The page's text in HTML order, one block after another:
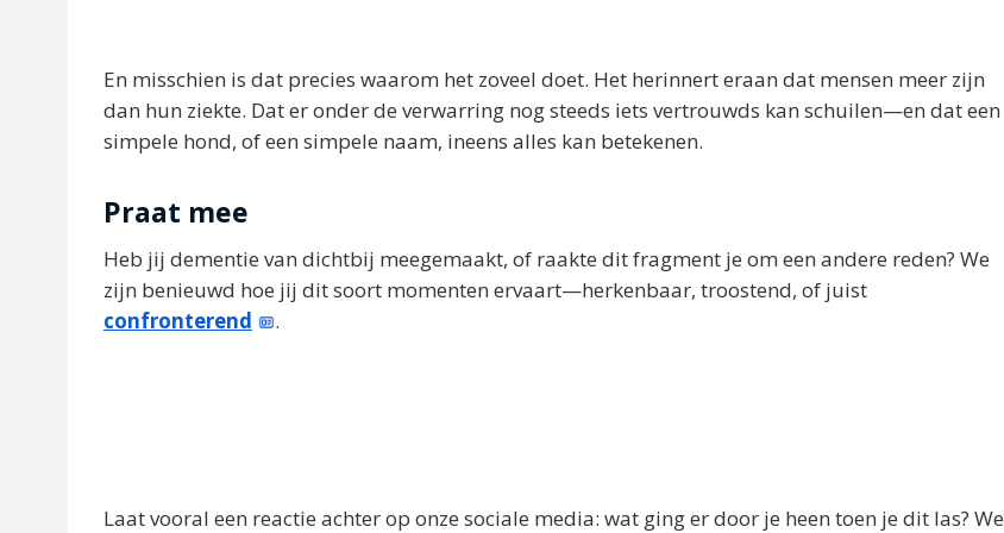
En misschien is dat precies waarom het zoveel doet. Het herinnert eraan dat mensen meer zijn
dan hun ziekte. Dat er onder de verwarring nog steeds iets vertrouwds kan schuilen—en dat een
simpele hond, of een simpele naam, ineens alles kan betekenen.
Praat mee
Heb jij dementie van dichtbij meegemaakt, of raakte dit fragment je om een andere reden? We
zijn benieuwd hoe jij dit soort momenten ervaart—herkenbaar, troostend, of juist
confronterend
.
Laat vooral een reactie achter op onze sociale media: wat ging er door je heen toen je dit las? We